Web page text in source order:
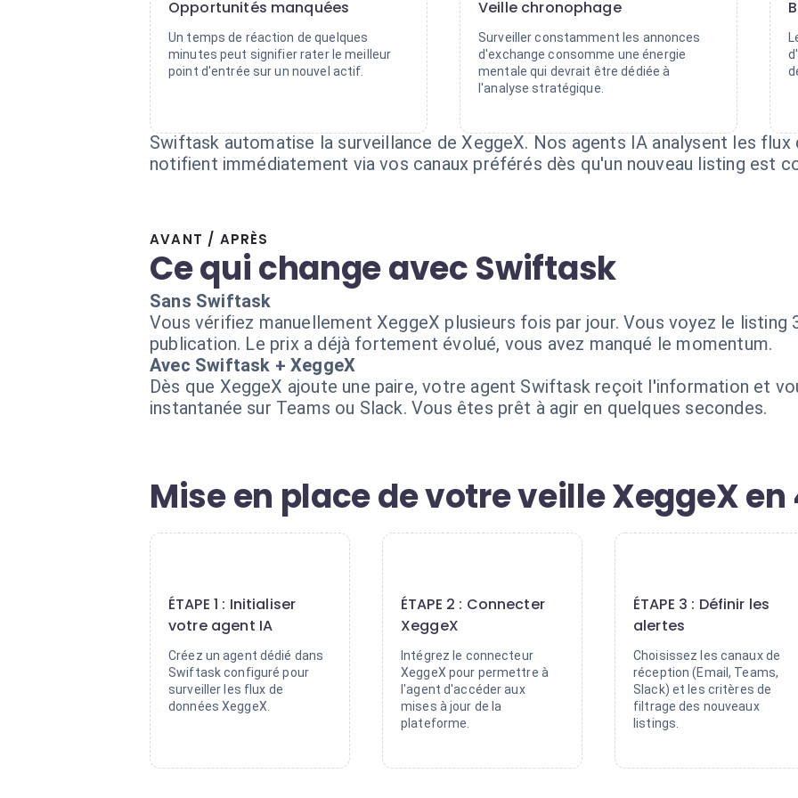
Opportunités manquées
Un temps de réaction de quelques
minutes peut signifier rater le meilleur
point d'entrée sur un nouvel actif.
Veille chronophage
Surveiller constamment les annonces
d'exchange consomme une énergie
mentale qui devrait être dédiée à
l'analyse stratégique.
Swiftask automatise la surveillance de XeggeX. Nos agents IA analysent les
notifient immédiatement via vos canaux préférés dès qu'un nouveau listing est
AVANT / APRÈS
Ce qui change avec Swiftask
Sans Swiftask
Vous vérifiez manuellement XeggeX plusieurs fois par jour. Vous voyez le listing
publication. Le prix a déjà fortement évolué, vous avez manqué le momentum.
Avec Swiftask + XeggeX
Dès que XeggeX ajoute une paire, votre agent Swiftask reçoit l'information et
instantanée sur Teams ou Slack. Vous êtes prêt à agir en quelques secondes.
Mise en place de votre veille XeggeX
ÉTAPE 1 : Initialiser
votre agent IA
Créez un agent dédié dans
Swiftask configuré pour
surveiller les flux de
données XeggeX.
ÉTAPE 2 : Connecter
XeggeX
Intégrez le connecteur
XeggeX pour permettre à
l'agent d'accéder aux
mises à jour de la
plateforme.
ÉTAPE 3 : Définir les
alertes
Choisissez les canaux de
réception (Email, Teams,
Slack) et les critères de
filtrage des nouveaux
listings.